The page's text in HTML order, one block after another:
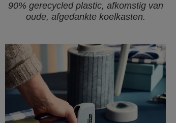
90% gerecycled plastic, afkomstig van
oude, afgedankte koelkasten.